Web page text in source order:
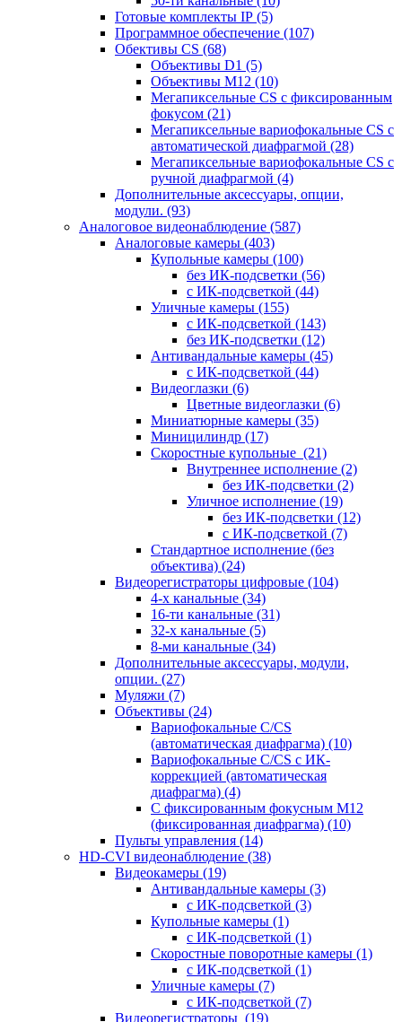
Готовые комплекты IP (5)
Программное обеспечение (107)
Обективы CS (68)
Объективы D1 (5)
Объективы M12 (10)
Мегапиксельные CS c фиксированным
фокусом (21)
Мегапиксельные вариофокальные CS c
автоматической диафрагмой (28)
Мегапиксельные вариофокальные CS c
ручной диафрагмой (4)
Дополнительные аксессуары, опции,
модули. (93)
Аналоговое видеонаблюдение (587)
Аналоговые камеры (403)
Купольные камеры (100)
без ИК-подсветки (56)
с ИК-подсветкой (44)
Уличные камеры (155)
с ИК-подсветкой (143)
без ИК-подсветки (12)
Антивандальные камеры (45)
с ИК-подсветкой (44)
Видеоглазки (6)
Цветные видеоглазки (6)
Миниатюрные камеры (35)
Миницилиндр (17)
Скоростные купольные (21)
Внутреннее исполнение (2)
без ИК-подсветки (2)
Уличное исполнение (19)
без ИК-подсветки (12)
с ИК-подсветкой (7)
Стандартное исполнение (без
объектива) (24)
Видеорегистраторы цифровые (104)
4-х канальные (34)
16-ти канальные (31)
32-х канальные (5)
8-ми канальные (34)
Дополнительные аксессуары, модули,
опции. (27)
Муляжи (7)
Объективы (24)
Вариофокальные C/CS
(автоматическая диафрагма) (10)
Вариофокальные C/CS с ИК-
коррекцией (автоматическая
диафрагма) (4)
С фиксированным фокусным М12
(фиксированная диафрагма) (10)
Пульты управления (14)
HD-CVI видеонаблюдение (38)
Видеокамеры (19)
Антивандальные камеры (3)
с ИК-подсветкой (3)
Купольные камеры (1)
с ИК-подсветкой (1)
Скоростные поворотные камеры (1)
с ИК-подсветкой (1)
Уличные камеры (7)
с ИК-подсветкой (7)
Видеорегистраторы (19)